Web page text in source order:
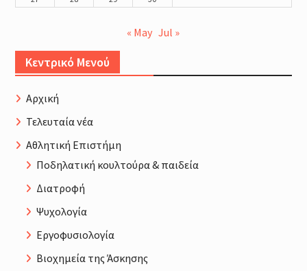
« May Jul »
Κεντρικό Μενού
Αρχική
Τελευταία νέα
Αθλητική Επιστήμη
Ποδηλατική κουλτούρα & παιδεία
Διατροφή
Ψυχολογία
Εργοφυσιολογία
Βιοχημεία της Άσκησης